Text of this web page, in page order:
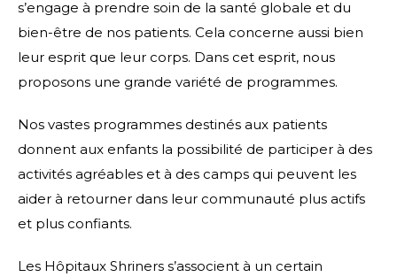
s’engage à prendre soin de la santé globale et du
bien-être de nos patients. Cela concerne aussi bien
leur esprit que leur corps. Dans cet esprit, nous
proposons une grande variété de programmes.
Nos vastes programmes destinés aux patients
donnent aux enfants la possibilité de participer à des
activités agréables et à des camps qui peuvent les
aider à retourner dans leur communauté plus actifs
et plus confiants.
Les Hôpitaux Shriners s’associent à un certain